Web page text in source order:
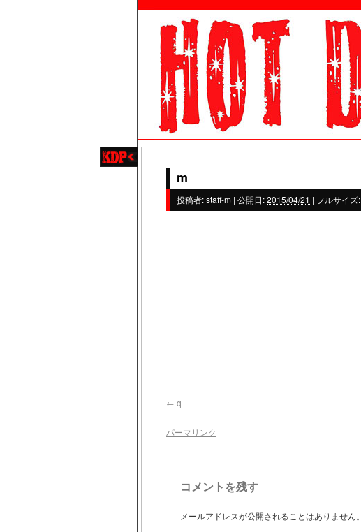
m
投稿者:staff-m | 公開日:2015/04/21 | フルサイズ:
q
パーマリンク
コメントを残す
メールアドレスが公開されることはありません。